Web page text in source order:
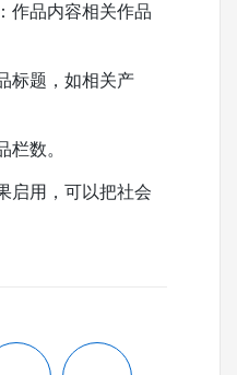
：作品内容相关作品
标题，如相关产
栏数。
启用，可以把社会